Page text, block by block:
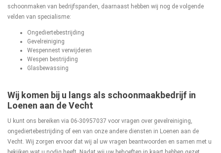
schoonmaken van bedrijfspanden, daarnaast hebben wij nog de volgende
velden van specialisme:
Ongediertebestrijding
Gevelreiniging
Wespennest verwijderen
Wespen bestrijding
Glasbewassing
Wij komen bij u langs als schoonmaakbedrijf in
Loenen aan de Vecht
U kunt ons bereiken via 06-30957037 voor vragen over gevelreiniging,
ongediertebestrijding of een van onze andere diensten in Loenen aan de
Vecht. Wij zorgen ervoor dat wij al uw vragen beantwoorden en samen met u